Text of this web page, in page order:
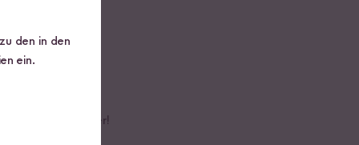
Guten Reishunger!
den in den
ein.